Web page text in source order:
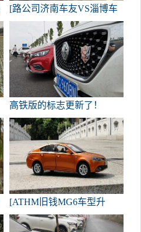
[路公司济南车友VS淄博车
友-现场直播
高铁版的标志更新了！
[ATHM旧钱MG6车型升
值！